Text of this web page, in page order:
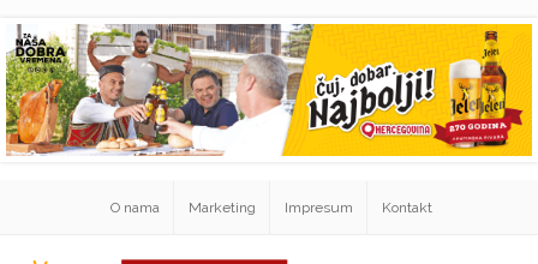
O nama Marketing Impresum Kontakt